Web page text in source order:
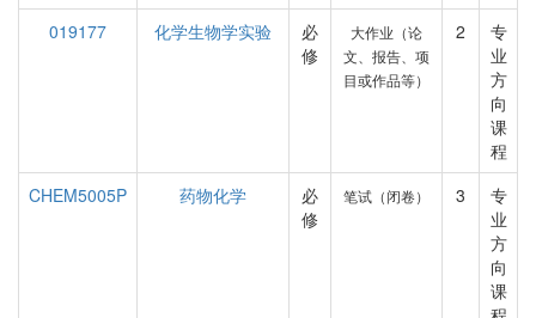
019177
化学生物学实验
必
修
大作业（论
文、报告、项
目或作品等）
2
专
业
方
向
课
程
CHEM5005P
药物化学
必
修
笔试（闭卷） 3
专
业
方
向
课